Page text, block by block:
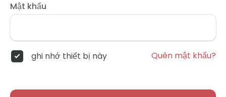
Mật khẩu
ghi nhớ thiết bị này Quên mật khẩu?